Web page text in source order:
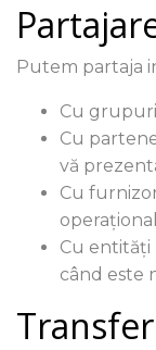
Putem partaja
Cu
Cu
vă
Cu
Cu entități
când este